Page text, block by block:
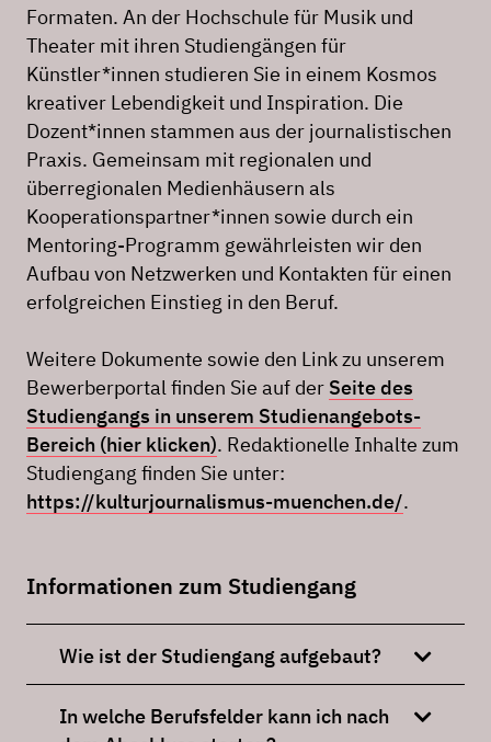
Formaten. An der Hochschule für Musik und
Theater mit ihren Studiengängen für
Künstler*innen studieren Sie in einem Kosmos
kreativer Lebendigkeit und Inspiration. Die
Dozent*innen stammen aus der journalistischen
Praxis. Gemeinsam mit regionalen und
überregionalen Medienhäusern als
Kooperationspartner*innen sowie durch ein
Mentoring-Programm gewährleisten wir den
Aufbau von Netzwerken und Kontakten für einen
erfolgreichen Einstieg in den Beruf.
Weitere Dokumente sowie den Link zu unserem
Bewerberportal finden Sie auf der Seite des
Studiengangs in unserem Studienangebots-
Bereich (hier klicken). Redaktionelle Inhalte zum
Studiengang finden Sie unter:
https://kulturjournalismus-muenchen.de/.
Informationen zum Studiengang
Wie ist der Studiengang aufgebaut?
In welche Berufsfelder kann ich nach